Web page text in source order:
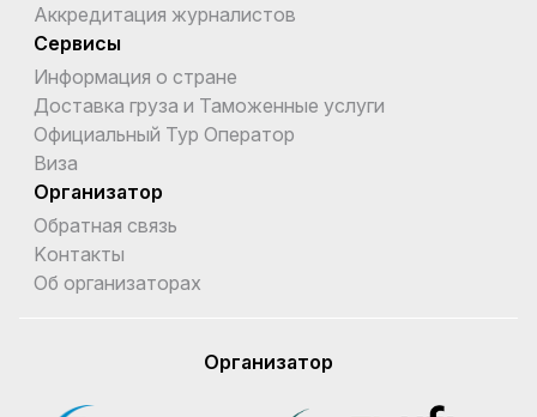
Аккредитация журналистов
Сервисы
Информация о стране
Доставка груза и Таможенные услуги
Официальный Тур Оператор
Виза
Организатор
Обратная связь
Kонтакты
Об организаторах
Организатор